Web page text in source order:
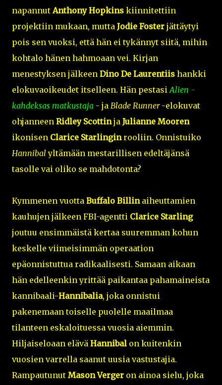
napannut Anthony Hopkins kiinnitettiin
projektiin mukaan, mutta Jodie Foster jättäytyi
pois sen vuoksi, että hän ei tykännyt siitä, mihin
kohtalo hänen hahmoaan vei. Kirjan
menestyksen jälkeen Dino De Laurentiis hankki
elokuvaoikeudet itselleen. Hän pestasi Alien -
kahdeksas matkustaja - ja Blade Runner-elokuvat
ohjanneen Ridley Scottinja Julianne Mooren
ikonisen Clarice Starlinginrooliin. Onnistuiko
Hannibalyltämään mestarillisen edeltäjänsä
tasolle vai oliko se mahdotonta?
Kymmenen vuotta Buffalo Billinaiheuttamien
kauhujen jälkeen FBI-agentti Clarice Starling
joutuu ensimmäistä kertaa suuremman kohun
keskelle viimeisimmän operaation
epäonnistuttua radikaalisesti. Samaan aikaan
hän edelleenkin yrittää paikantaa pahamaineista
kannibaali-Hannibalia, joka onnistui
pakenemaan toiselle puolelle maailmaa
tilanteen eskaloituessa vuosia aiemmin.
Hiljaiseloaan elävä Hannibal on kuitenkin
vuosien varrella saanut uusia vastustajia.
Rampautunut Mason Verger on ainoa sielu, joka